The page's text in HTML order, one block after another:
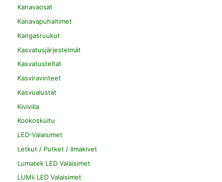
Kanavaosat
Kanavapuhaltimet
Kangasruukut
Kasvatusjärjestelmät
Kasvatusteltat
Kasviravinteet
Kasvualustat
Kivivilla
Kookoskuitu
LED-Valaisimet
Letkut / Putket / Ilmakivet
Lumatek LED Valaisimet
LUMii LED Valaisimet